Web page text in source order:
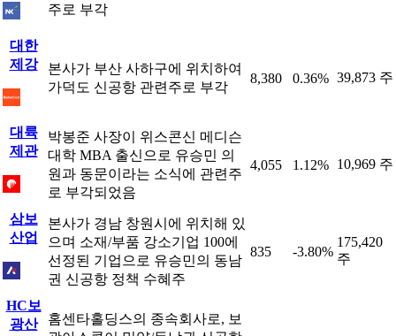
주로 부각
대한
제강
본사가 부산 사하구에 위치하여
가덕도 신공항 관련주로 부각
8,380 0.36% 39,873 주
대륙
제관
박봉준 사장이 위스콘신 메디슨
대학 MBA 출신으로 유승민 의
원과 동문이라는 소식에 관련주
로 부각되었음
4,055 1.12% 10,969 주
삼보
산업
본사가 경남 창원시에 위치해 있
으며 소재/부품 강소기업 100에
선정된 기업으로 유승민의 동남
권 신공항 정책 수혜주
835 -3.80%
175,420
주
HC보
광산
홈센타홀딩스의 종속회사로, 보